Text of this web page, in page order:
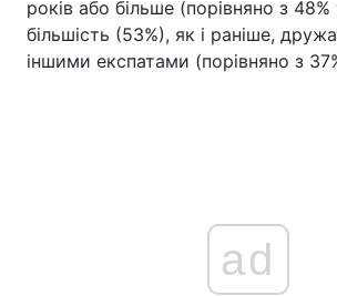
років або більше (порівняно з 48%
більшість (53%), як і раніше,
іншими експатами (порівняно з
ad